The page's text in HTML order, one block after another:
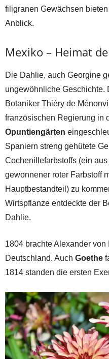
filigranen Gewächsen
Anblick.
Mexiko – Heimat
Die Dahlie, auch Georgine
ungewöhnliche Geschichte.
Botaniker Thiéry de
französischen Regierung in
Opuntiengärten
Spaniern streng gehütete
Cochenillefarbstoffs (ein
gewonnener roter Farbstoff
Hauptbestandteil) zu
Wirtspflanze entdeckte der
Dahlie.
1804 brachte Alexander
Deutschland. Auch Goethe
1814 standen die ersten